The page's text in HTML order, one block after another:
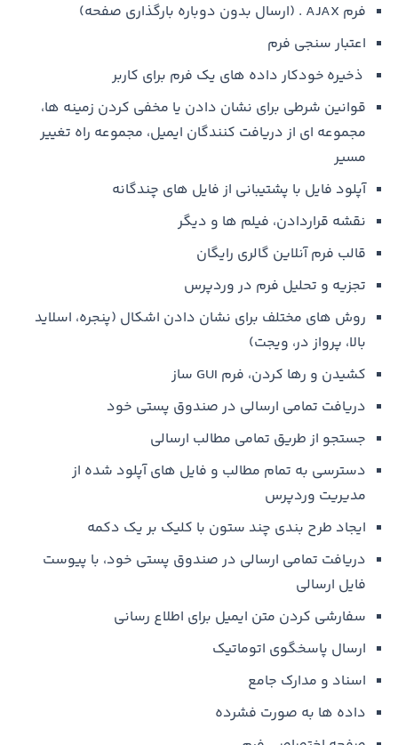
فرم AJAX . (ارسال بدون دوباره بارگذاری صفحه)
اعتبار سنجی فرم
ذخیره خودکار داده های یک فرم برای کاربر
قوانین شرطی برای نشان دادن یا مخفی کردن زمینه ها،
مجموعه ای از دریافت کنندگان ایمیل، مجموعه راه تغییر
مسیر
آپلود فایل با پشتیبانی از فایل های چندگانه
نقشه قراردادن، فیلم ها و دیگر
قالب فرم آنلاین گالری رایگان
تجزیه و تحلیل فرم در وردپرس
روش های مختلف برای نشان دادن اشکال (پنجره، اسلاید
بالا، پرواز در، ویجت)
کشیدن و رها کردن، فرم GUI ساز
دریافت تمامی ارسالی در صندوق پستی خود
جستجو از طریق تمامی مطالب ارسالی
دسترسی به تمام مطالب و فایل های آپلود شده از
مدیریت وردپرس
ایجاد طرح بندی چند ستون با کلیک بر یک دکمه
دریافت تمامی ارسالی در صندوق پستی خود، با پیوست
فایل ارسالی
سفارشی کردن متن ایمیل برای اطلاع رسانی
ارسال پاسخگوی اتوماتیک
اسناد و مدارک جامع
داده ها به صورت فشرده